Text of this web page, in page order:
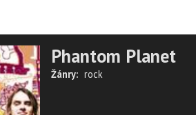
Phantom Planet
Žánry: rock